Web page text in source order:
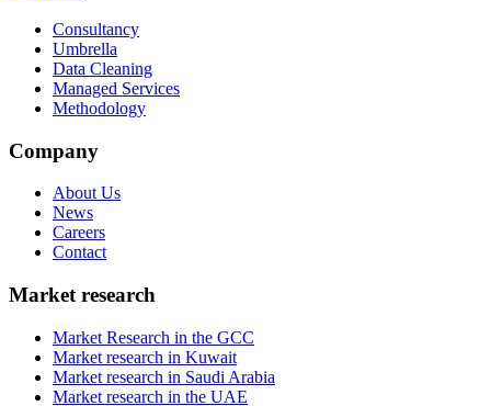
Consultancy
Umbrella
Data Cleaning
Managed Services
Methodology
Company
About Us
News
Careers
Contact
Market research
Market Research in the GCC
Market research in Kuwait
Market research in Saudi Arabia
Market research in the UAE